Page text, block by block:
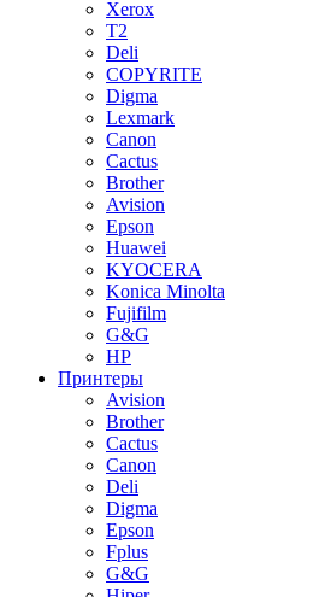
Xerox
T2
Deli
COPYRITE
Digma
Lexmark
Canon
Cactus
Brother
Avision
Epson
Huawei
KYOCERA
Konica Minolta
Fujifilm
G&G
HP
Принтеры
Avision
Brother
Cactus
Canon
Deli
Digma
Epson
Fplus
G&G